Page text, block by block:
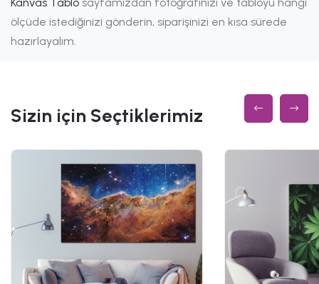
Kanvas Tablo sayfamızdan fotoğrafınızı ve tabloyu hangi
ölçüde istediğinizi gönderin, siparişinizi en kısa sürede
hazırlayalım.
Sizin için Seçtiklerimiz